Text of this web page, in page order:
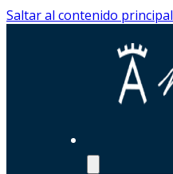
Saltar al contenido principal